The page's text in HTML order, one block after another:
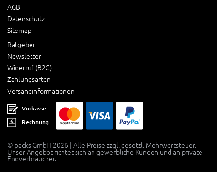
AGB
Datenschutz
Sitemap
Ratgeber
Newsletter
Widerruf (B2C)
Zahlungsarten
Versandinformationen
Vorkasse
Rechnung
© packs GmbH 2026 | Alle Preise zzgl. gesetzl. Mehrwertsteuer.
Unser Angebot richtet sich an gewerbliche Kunden und an private
Endverbraucher.